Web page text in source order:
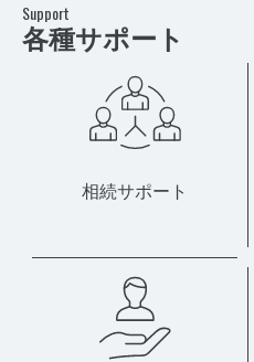
Support
各種サポート
相続サポート